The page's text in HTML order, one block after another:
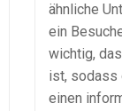
ähnliche
ein
wichtig,
ist, sodass
einen